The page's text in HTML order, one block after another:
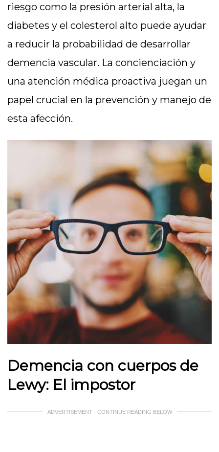
riesgo como la presión arterial alta, la
diabetes y el colesterol alto puede ayudar
a reducir la probabilidad de desarrollar
demencia vascular. La concienciación y
una atención médica proactiva juegan un
papel crucial en la prevención y manejo de
esta afección.
Demencia con cuerpos de
Lewy: El impostor
ADVERTISEMENT - CONTINUE READING BELOW